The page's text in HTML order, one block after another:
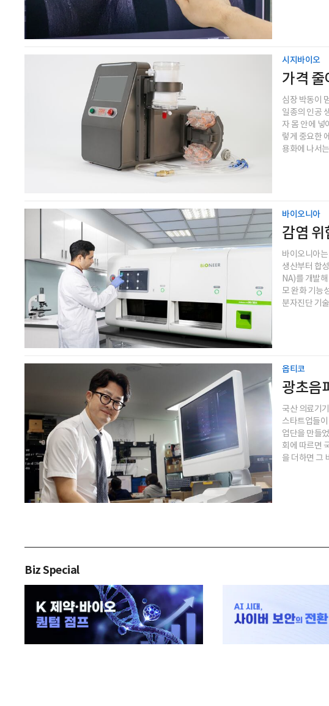
시지바이오
가격
심장 박동이
일종의 인공
자 몸 안에 넣
렇게 중요한
용화에 나서
바이오니아
감염
바이오니아
생산부터 합
NA)를 개발
모 완화 기능
분자진단 기
옵티코
광초음
국산 의료기
스타트업들
업단을 만들
회에 따르면
을 더하면 그
Biz Special